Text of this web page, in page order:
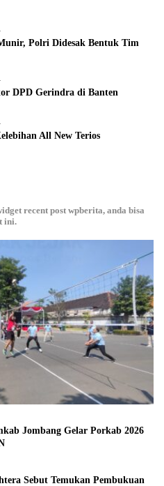
Polri Didesak Bentuk Tim
DPD Gerindra di Banten
All New Terios
recent post wpberita, anda bisa
ini.
Jombang Gelar Porkab 2026
Sebut Temukan Pembukuan